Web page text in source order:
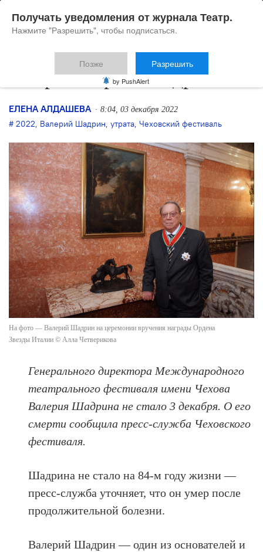
Умер Валерий Шадрин
ЕЛЕНА АЛДАШЕВА 8:04, 03 декабря 2022
2022, Валерий Шадрин, утрата, Чеховский фестиваль
На фото — Валерий Шадрин на церемонии вручения награды Ордена
Звезды Италии © Алла Четверикова
Генерального директора Международного
театрального фестиваля имени Чехова
Валерия Шадрина не стало 3 декабря. О его
смерти сообщила пресс-служба Чеховского
фестиваля.
Шадрина не стало на 84-м году жизни —
пресс-служба уточняет, что он умер после
продолжительной болезни.
Валерий Шадрин — один из основателей и
Получать уведомления от журнала Театр.
Нажмите "Разрешить", чтобы подписаться.
Позже Разрешить
by PushAlert